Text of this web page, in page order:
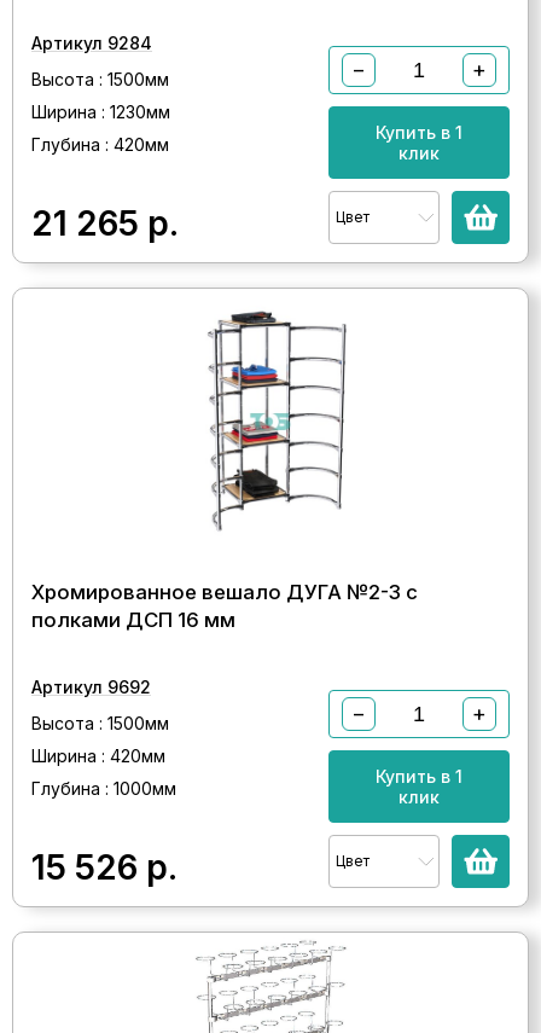
Артикул 9284
Высота : 1500мм
Ширина : 1230мм
Глубина : 420мм
21 265 р.
− +
Купить в 1
клик
Цвет
Хромированное вешало ДУГА №2-3 с
полками ДСП 16 мм
Артикул 9692
Высота : 1500мм
Ширина : 420мм
Глубина : 1000мм
15 526 р.
− +
Купить в 1
клик
Цвет